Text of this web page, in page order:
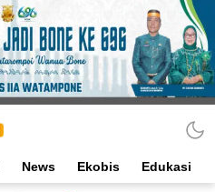
News Ekobis Edukasi